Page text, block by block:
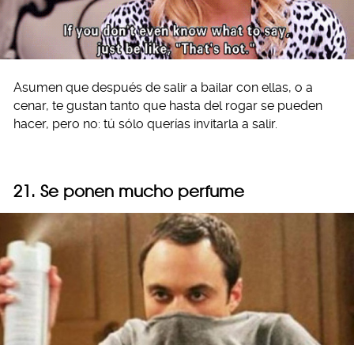
Asumen que después de salir a bailar con ellas, o a
cenar, te gustan tanto que hasta del rogar se pueden
hacer, pero no: tú sólo querías invitarla a salir.
21. Se ponen mucho perfume